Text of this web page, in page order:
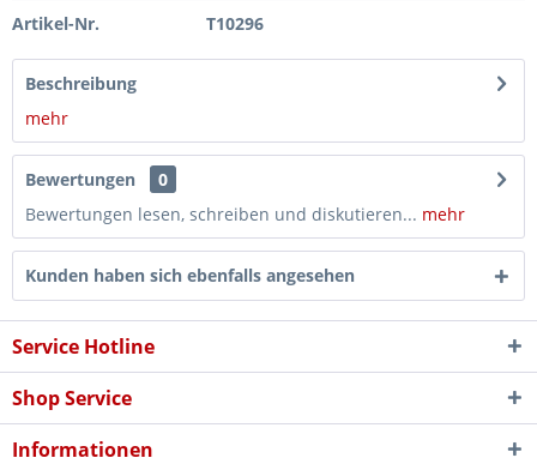
Artikel-Nr. T10296
Beschreibung
mehr
Bewertungen
0
Bewertungen lesen, schreiben und diskutieren... mehr
Kunden haben sich ebenfalls angesehen
Service Hotline
Shop Service
Informationen